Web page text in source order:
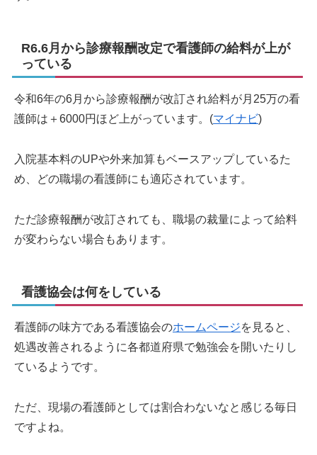
R6.6月から診療報酬改定で看護師の給料が上が
っている
令和6年の6月から診療報酬が改訂され給料が月25万の看
護師は＋6000円ほど上がっています。(マイナビ)
入院基本料のUPや外来加算もベースアップしているた
め、どの職場の看護師にも適応されています。
ただ診療報酬が改訂されても、職場の裁量によって給料
が変わらない場合もあります。
看護協会は何をしている
看護師の味方である看護協会のホームページを見ると、
処遇改善されるように各都道府県で勉強会を開いたりし
ているようです。
ただ、現場の看護師としては割合わないなと感じる毎日
ですよね。